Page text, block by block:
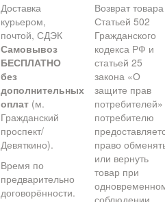
Доставка
курьером,
почтой, СДЭК
Самовывоз
БЕСПЛАТНО
без
дополнительных
оплат(м.
Гражданский
проспект/
Девяткино).
Время по
предварительно
договорённости.
Возврат товара
Статьей 502
Гражданского
кодекса РФ и
статьей 25
закона «О
защите прав
потребителей»
потребителю
право
или вернуть
товар при
соблюдении